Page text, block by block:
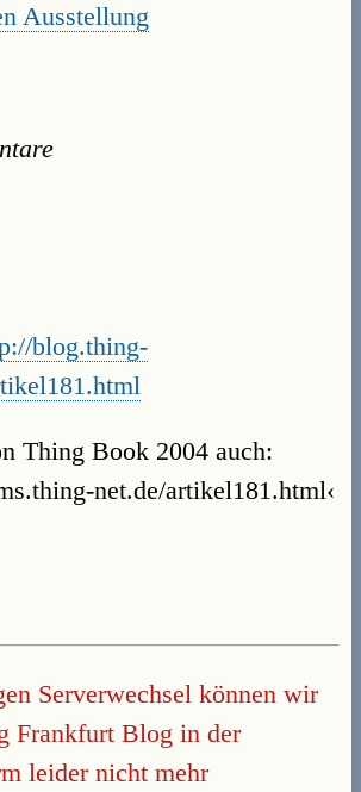
Ausstellung
blog.thing-
Thing Book 2004 auch:
net.de/artikel181.html‹
Serverwechsel können wir
Frankfurt Blog in der
leider nicht mehr